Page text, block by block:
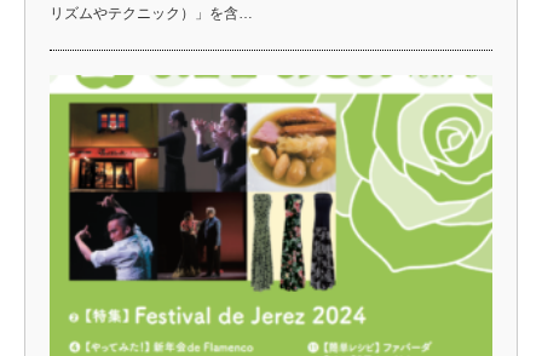
リズムやテクニック）」を含…